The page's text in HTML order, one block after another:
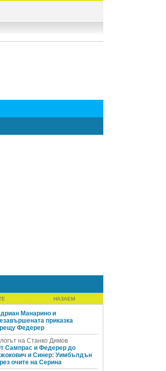
НАЗАЕМ
Манарино и
приказка
Федерер
на Станко Димов
Сампрас и Федерер до
и Синер: Уимбълдън
очите на Серина